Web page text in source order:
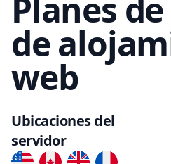
Planes
de
web
Ubicaciones del
servidor